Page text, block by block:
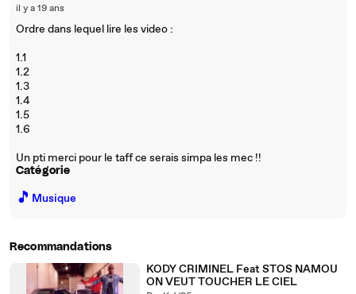
il y a 19 ans
Ordre dans lequel lire les video :
1.1
1.2
1.3
1.4
1.5
1.6
Un pti merci pour le taff ce serais simpa les mec !!
Catégorie
🎵 Musique
Recommandations
KODY CRIMINEL Feat STOS NAMOU
ON VEUT TOUCHER LE CIEL